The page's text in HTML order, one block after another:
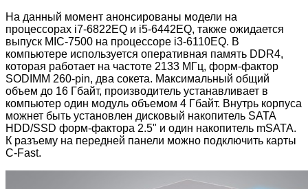
На данный момент анонсированы модели на
процессорах i7-6822EQ и i5-6442EQ, также ожидается
выпуск MIC-7500 на процессоре i3-6110EQ. В
компьютере используется оперативная память DDR4,
которая работает на частоте 2133 МГц, форм-фактор
SODIMM 260-pin, два сокета. Максимальный общий
объем до 16 Гбайт, производитель устанавливает в
компьютер один модуль объемом 4 Гбайт. Внутрь корпуса
можнет быть установлен дисковый накопитель SATA
HDD/SSD форм-фактора 2.5" и один накопитель mSATA.
К разъему на передней панели можно подключить карты
C-Fast.